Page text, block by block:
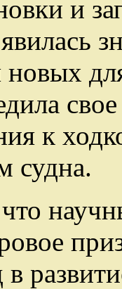
и
новых
к
судна.
в